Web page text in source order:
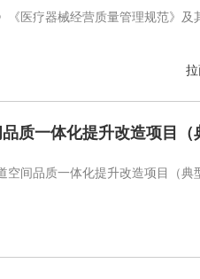
医疗器械经营质量管理规范》及
间品质一体化提升改造项目（典